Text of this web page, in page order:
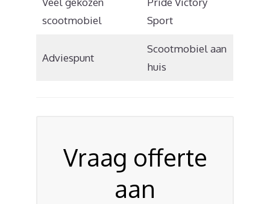
scootmobiel
Sport
Adviespunt
Scootmobiel aan
huis
Vraag offerte
aan